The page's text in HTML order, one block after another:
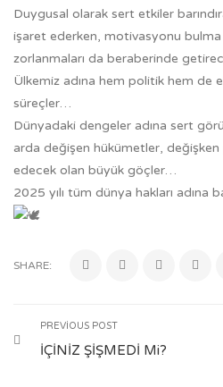
Duygusal olarak sert etkiler
işaret ederken, motivasyonu
zorlanmaları da beraberinde
Ülkemiz adına hem politik hem de
süreçler…
Dünyadaki dengeler adına sert
arda değişen hükümetler,
edecek olan büyük göçler…
2025 yılı tüm dünya hakları adına
SHARE:
PREVIOUS POST
İÇİNİZ ŞİŞMEDİ Mi?